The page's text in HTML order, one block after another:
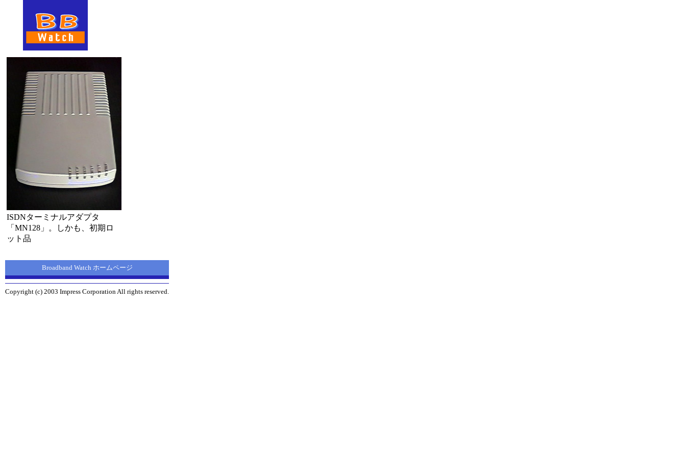
ISDNターミナルアダプタ
「MN128」。しかも、初期ロ
ット品
Broadband Watch ホームページ
Copyright (c) 2003 Impress Corporation All rights reserved.